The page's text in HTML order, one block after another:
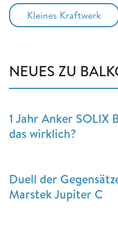
Kleines Kraftwerk
NEUES ZU
1 Jahr Anker
das wirklich?
Duell der
Marstek Jupiter C